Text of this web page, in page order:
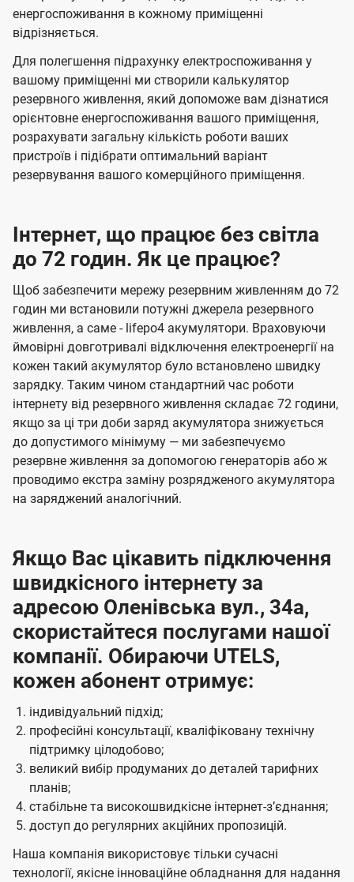
енергоспоживання в кожному приміщенні
відрізняється.
Для полегшення підрахунку електроспоживання у
вашому приміщенні ми створили калькулятор
резервного живлення, який допоможе вам дізнатися
орієнтовне енергоспоживання вашого приміщення,
розрахувати загальну кількість роботи ваших
пристроїв і підібрати оптимальний варіант
резервування вашого комерційного приміщення.
Інтернет, що працює без світла
до 72 годин. Як це працює?
Щоб забезпечити мережу резервним живленням до 72
годин ми встановили потужні джерела резервного
живлення, а саме - lifepo4 акумулятори. Враховуючи
ймовірні довготривалі відключення електроенергії на
кожен такий акумулятор було встановлено швидку
зарядку. Таким чином стандартний час роботи
інтернету від резервного живлення складає 72 години,
якщо за ці три доби заряд акумулятора знижується
до допустимого мінімуму — ми забезпечуємо
резервне живлення за допомогою генераторів або ж
проводимо екстра заміну розрядженого акумулятора
на заряджений аналогічний.
Якщо Вас цікавить підключення
швидкісного інтернету за
адресою Оленівська вул., 34а,
скористайтеся послугами нашої
компанії. Обираючи UTELS,
кожен абонент отримує:
індивідуальний підхід;
професійні консультації, кваліфіковану технічну
підтримку цілодобово;
великий вибір продуманих до деталей тарифних
планів;
стабільне та високошвидкісне інтернет-зʼєднання;
доступ до регулярних акційних пропозицій.
Наша компанія використовує тільки сучасні
технології, якісне інноваційне обладнання для надання